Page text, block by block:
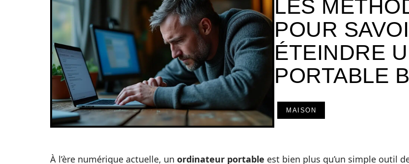
LES
POUR
ÉTEINDRE
PORTABLE
MAISON
À l’ère numérique actuelle, un ordinateur portable est bien plus qu’un simple outil